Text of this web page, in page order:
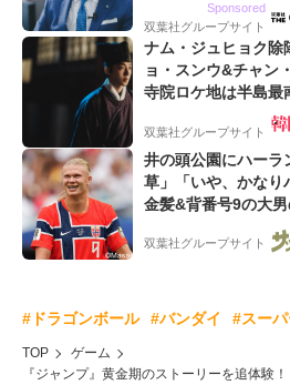
Sponsored
双葉社グループサイト
ナム・ジュヒョク除
ョ・スンウ&チャン
寺院ロケ地は半島最
【韓ドラから始める
双葉社グループサイト
井の頭公園にハーラ
草」「いや、かなり
金髪&背番号9の大
ー”映像が話題!「元
双葉社グループサイト
#ドラゴンボール #バンダイ #スー
TOP
ゲーム
『ジャンプ』黄金期のストーリーを追体験